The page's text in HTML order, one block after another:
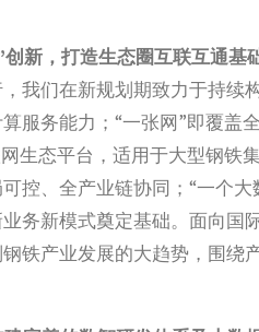
新，打造生态圈互联互通基
我们在新规划期致力于持续
服务能力；“一张网”即覆盖
生态平台，适用于大型钢铁
控、全产业链协同；“一个
务新模式奠定基础。面向国
铁产业发展的大趋势，围绕